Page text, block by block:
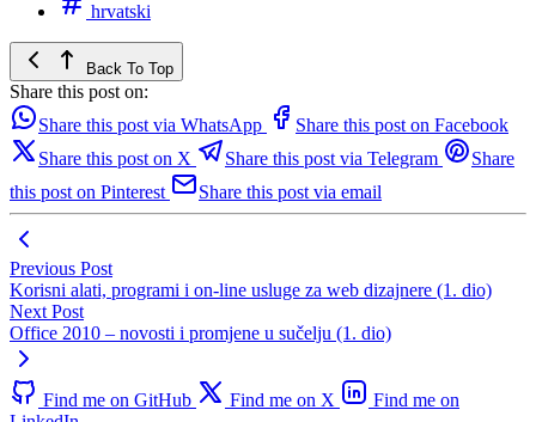
hrvatski
Back To Top
Share this post on:
Share this post via WhatsApp
Share this post on Facebook
Share this post on X
Share this post via Telegram
Share
this post on Pinterest
Share this post via email
Previous Post
Korisni alati, programi i on-line usluge za web dizajnere (1. dio)
Next Post
Office 2010 – novosti i promjene u sučelju (1. dio)
Find me on GitHub Find me on X
Find me on